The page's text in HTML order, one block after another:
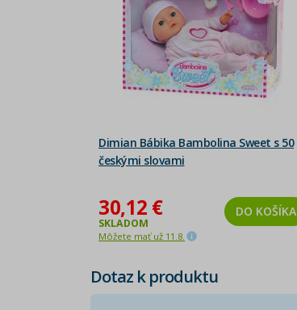
Dimian Bábika Bambolina Sweet s 50
českými slovami
30,12 €
SKLADOM
Môžete mať už 11.8.
DO KOŠÍKA
Dotaz k produktu